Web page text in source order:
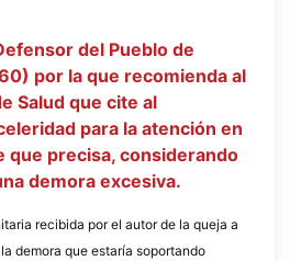
del Pueblo de
por la que recomienda al
Salud que cite al
para la atención en
que precisa, considerando
demora excesiva.
recibida por el autor de la queja a
demora que estaría soportando